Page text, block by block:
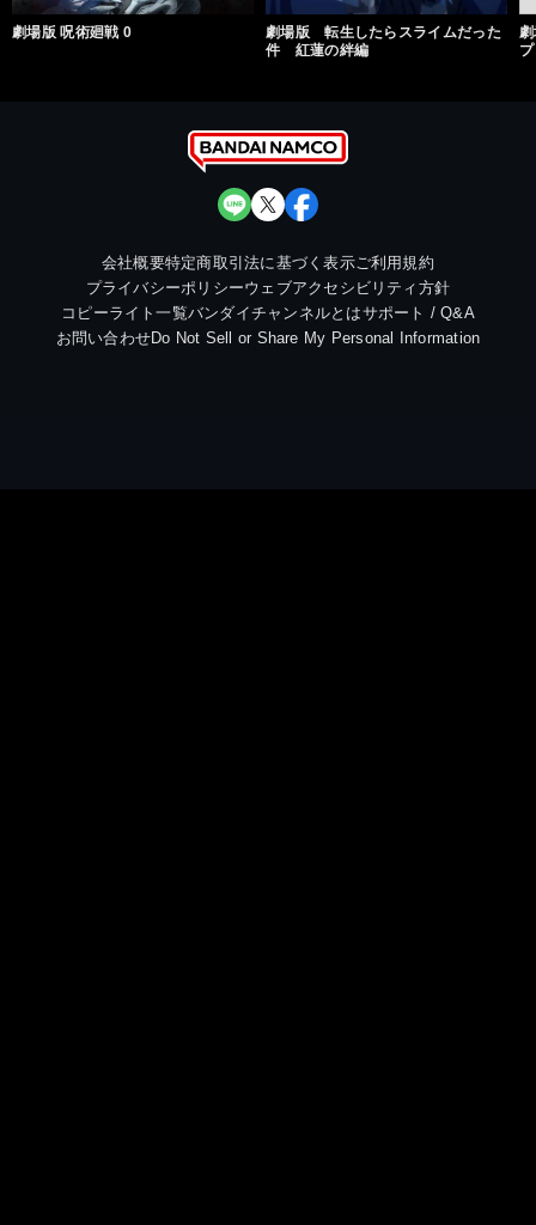
劇場版 呪術廻戦 0
劇場版 転生したらスライムだった
件 紅蓮の絆編
会社概要特定商取引法に基づく表示ご利用規約
プライバシーポリシーウェブアクセシビリティ方針
コピーライト一覧バンダイチャンネルとはサポート / Q&A
お問い合わせDo Not Sell or Share My Personal Information